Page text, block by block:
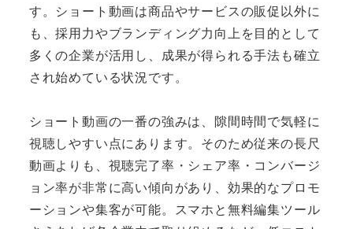
す。ショート動画は商品やサービスの販促以外に
も、採用力やブランディング力向上を目的として
多くの企業が活用し、成果が得られる手法も確立
され始めている状況です。
ショート動画の一番の強みは、隙間時間で気軽に
視聴しやすい点にあります。そのため従来の長尺
動画よりも、視聴完了率・シェア率・コンバージ
ョン率が非常に高い傾向があり、効果的なプロモ
ーションや集客が可能。スマホと無料編集ツール